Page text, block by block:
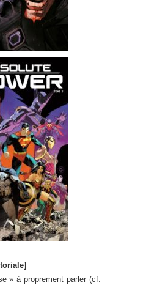
» à proprement parler (cf.